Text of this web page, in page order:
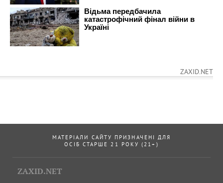
ZAXID.NET
МАТЕРІАЛИ САЙТУ ПРИЗНАЧЕНІ ДЛЯ
ОСІБ СТАРШЕ 21 РОКУ (21+)
ZAXID.NET